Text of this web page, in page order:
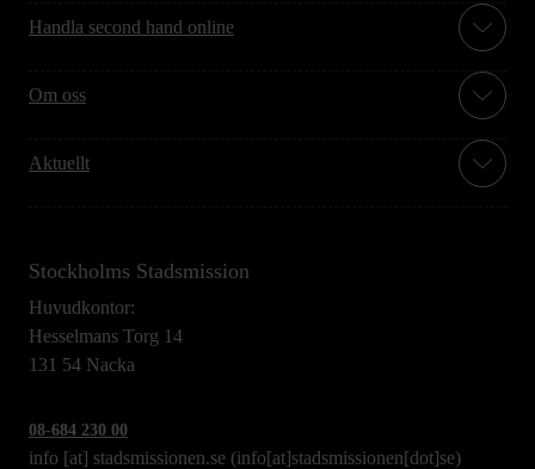
Handla second hand online
Om oss
Aktuellt
Stockholms Stadsmission
Huvudkontor:
Hesselmans Torg 14
131 54 Nacka
08-684 230 00
info [at] stadsmissionen.se (info[at]stadsmissionen[dot]se)